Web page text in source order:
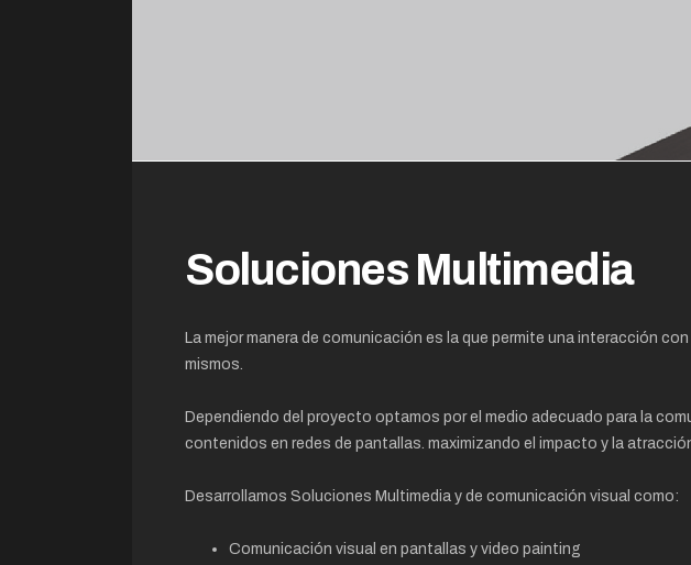
Soluciones Multimedia
La mejor manera de comunicación es la que permite una interacción
mismos.
Dependiendo del proyecto optamos por el medio adecuado para la
contenidos en redes de pantallas. maximizando el impacto y la
Desarrollamos Soluciones Multimedia y de comunicación visual como:
Comunicación visual en pantallas y video painting